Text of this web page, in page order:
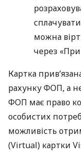
можна
через
Картка
рахунку ФОП, а
ФОП має право
особистих
можливість
(Virtual) картки